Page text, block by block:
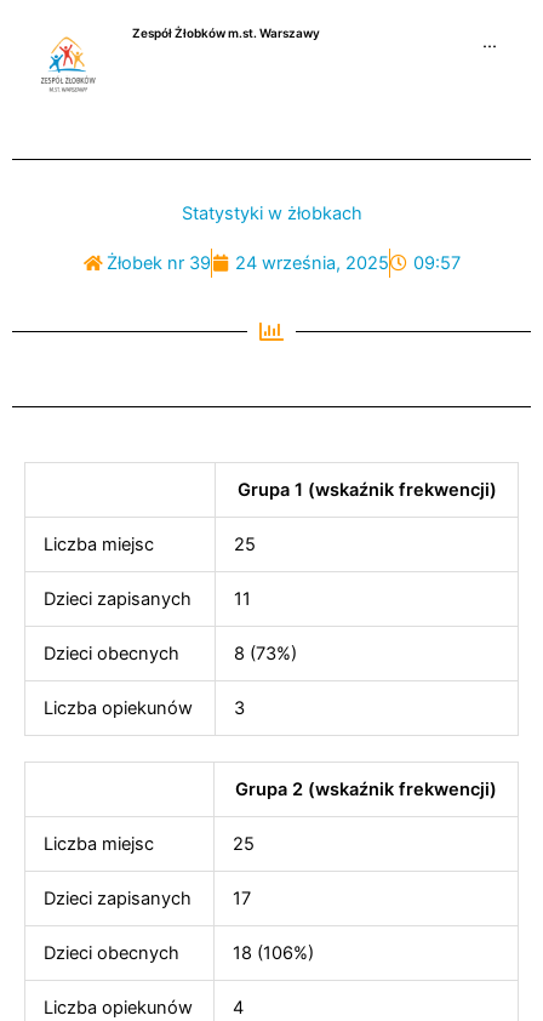
Zespół Żłobków m.st. Warszawy
···
Statystyki w żłobkach
Żłobek nr 39 24 września, 2025 09:57
Grupa 1 (wskaźnik frekwencji)
Liczba miejsc 25
Dzieci zapisanych 11
Dzieci obecnych 8 (73%)
Liczba opiekunów 3
Grupa 2 (wskaźnik frekwencji)
Liczba miejsc 25
Dzieci zapisanych 17
Dzieci obecnych 18 (106%)
Liczba opiekunów 4